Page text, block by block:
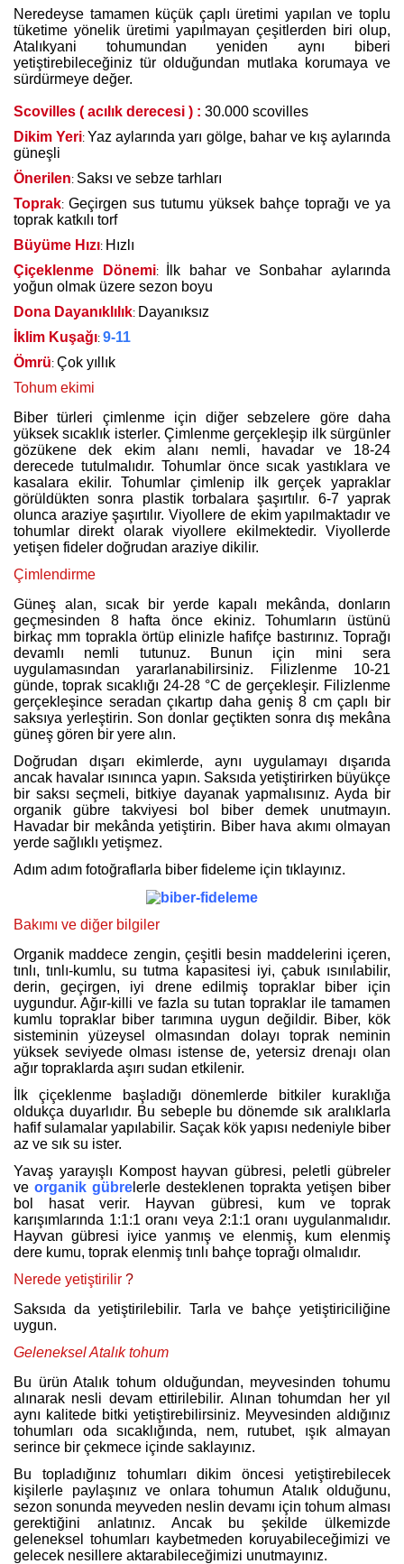
Neredeyse tamamen küçük çaplı üretimi yapılan ve toplu
tüketime yönelik üretimi yapılmayan çeşitlerden biri olup,
Atalıkyani tohumundan yeniden aynı biberi
yetiştirebileceğiniz tür olduğundan mutlaka korumaya ve
sürdürmeye değer.
Scovilles ( acılık derecesi ) : 30.000 scovilles
Dikim Yeri: Yaz aylarında yarı gölge, bahar ve kış aylarında
güneşli
Önerilen: Saksı ve sebze tarhları
Toprak: Geçirgen sus tutumu yüksek bahçe toprağı ve ya
toprak katkılı torf
Büyüme Hızı: Hızlı
Çiçeklenme Dönemi:
İlk bahar ve Sonbahar aylarında
yoğun olmak üzere sezon boyu
Dona Dayanıklılık: Dayanıksız
İklim Kuşağı: 9-11
Ömrü: Çok yıllık
Tohum ekimi
Biber türleri çimlenme için diğer sebzelere göre daha
yüksek sıcaklık isterler. Çimlenme gerçekleşip ilk sürgünler
gözükene dek ekim alanı nemli, havadar ve 18-24
derecede tutulmalıdır. Tohumlar önce sıcak yastıklara ve
kasalara ekilir. Tohumlar çimlenip ilk gerçek yapraklar
görüldükten sonra plastik torbalara şaşırtılır. 6-7 yaprak
olunca araziye şaşırtılır. Viyollere de ekim yapılmaktadır ve
tohumlar direkt olarak viyollere ekilmektedir. Viyollerde
yetişen fideler doğrudan araziye dikilir.
Çimlendirme
Güneş alan, sıcak bir yerde kapalı mekânda, donların
geçmesinden 8 hafta önce ekiniz. Tohumların üstünü
birkaç mm toprakla örtüp elinizle hafifçe bastırınız. Toprağı
devamlı nemli tutunuz. Bunun için mini sera
uygulamasından yararlanabilirsiniz. Filizlenme 10-21
günde, toprak sıcaklığı 24-28 °C de gerçekleşir. Filizlenme
gerçekleşince seradan çıkartıp daha geniş 8 cm çaplı bir
saksıya yerleştirin. Son donlar geçtikten sonra dış mekâna
güneş gören bir yere alın.
Doğrudan dışarı ekimlerde, aynı uygulamayı dışarıda
ancak havalar ısınınca yapın. Saksıda yetiştirirken büyükçe
bir saksı seçmeli, bitkiye dayanak yapmalısınız. Ayda bir
organik gübre takviyesi bol biber demek unutmayın.
Havadar bir mekânda yetiştirin. Biber hava akımı olmayan
yerde sağlıklı yetişmez.
Adım adım fotoğraflarla biber fideleme için tıklayınız.
Bakımı ve diğer bilgiler
Organik maddece zengin, çeşitli besin maddelerini içeren,
tınlı, tınlı-kumlu, su tutma kapasitesi iyi, çabuk ısınılabilir,
derin, geçirgen, iyi drene edilmiş topraklar biber için
uygundur. Ağır-killi ve fazla su tutan topraklar ile tamamen
kumlu topraklar biber tarımına uygun değildir. Biber, kök
sisteminin yüzeysel olmasından dolayı toprak neminin
yüksek seviyede olması istense de, yetersiz drenajı olan
ağır topraklarda aşırı sudan etkilenir.
İlk çiçeklenme başladığı dönemlerde bitkiler kuraklığa
oldukça duyarlıdır. Bu sebeple bu dönemde sık aralıklarla
hafif sulamalar yapılabilir. Saçak kök yapısı nedeniyle biber
az ve sık su ister.
Yavaş yarayışlı Kompost hayvan gübresi, peletli gübreler
ve organik gübre lerle desteklenen toprakta yetişen biber
bol hasat verir. Hayvan gübresi, kum ve toprak
karışımlarında 1:1:1 oranı veya 2:1:1 oranı uygulanmalıdır.
Hayvan gübresi iyice yanmış ve elenmiş, kum elenmiş
dere kumu, toprak elenmiş tınlı bahçe toprağı olmalıdır.
Nerede yetiştirilir ?
Saksıda da yetiştirilebilir. Tarla ve bahçe yetiştiriciliğine
uygun.
Geleneksel Atalık tohum
Bu ürün Atalık tohum olduğundan, meyvesinden tohumu
alınarak nesli devam ettirilebilir. Alınan tohumdan her yıl
aynı kalitede bitki yetiştirebilirsiniz. Meyvesinden aldığınız
tohumları oda sıcaklığında, nem, rutubet, ışık almayan
serince bir çekmece içinde saklayınız.
Bu topladığınız tohumları dikim öncesi yetiştirebilecek
kişilerle paylaşınız ve onlara tohumun Atalık olduğunu,
sezon sonunda meyveden neslin devamı için tohum alması
gerektiğini anlatınız. Ancak bu şekilde ülkemizde
geleneksel tohumları kaybetmeden koruyabileceğimizi ve
gelecek nesillere aktarabileceğimizi unutmayınız.